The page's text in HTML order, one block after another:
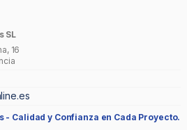
SL
16
- Calidad y Confianza en Cada Proyecto.